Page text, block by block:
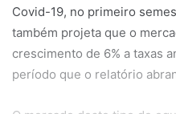
Covid-19, no primeiro
também projeta que o
crescimento de 6% a taxas
período que o relatório